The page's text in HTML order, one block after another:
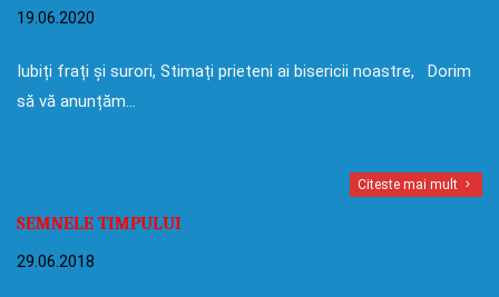
19.06.2020
Iubiți frați și surori, Stimați prieteni ai bisericii noastre, Dorim
să vă anunțăm…
Citeste mai mult
SEMNELE TIMPULUI
29.06.2018